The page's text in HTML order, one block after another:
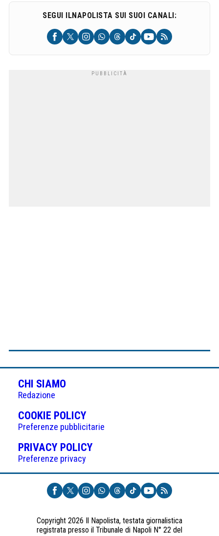
SEGUI ILNAPOLISTA SUI SUOI CANALI:
CHI SIAMO
Redazione
COOKIE POLICY(APRE
IN
UNA
NUOVA
Preferenze pubblicitarie
PRIVACY POLICY(APRE
UNA
NUOVA
SCHEDA)
Preferenze privacy
Copyright 2026 Il Napolista, testata giornalistica
registrata presso il Tribunale di Napoli N° 22 del